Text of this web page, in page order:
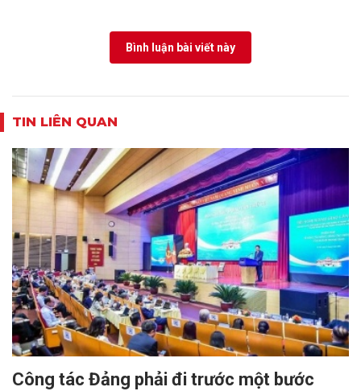
Bình luận bài viết này
TIN LIÊN QUAN
Công tác Đảng phải đi trước một bước